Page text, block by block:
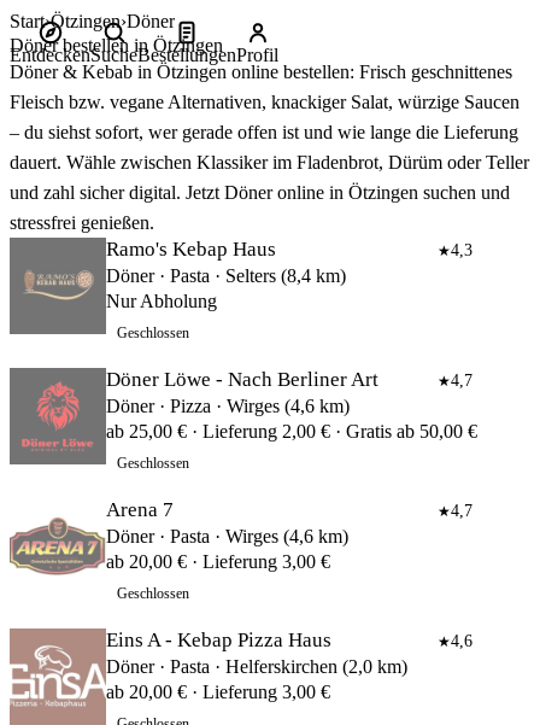
Start Ötzingen Döner
Döner bestellen in Ötzingen
Döner & Kebab in Ötzingen online bestellen: Frisch geschnittenes
Fleisch bzw. vegane Alternativen, knackiger Salat, würzige Saucen
– du siehst sofort, wer gerade offen ist und wie lange die Lieferung
dauert. Wähle zwischen Klassiker im Fladenbrot, Dürüm oder Teller
und zahl sicher digital. Jetzt Döner online in Ötzingen suchen und
stressfrei genießen.
Ramo's Kebap Haus ★4,3
Döner · Pasta · Selters (8,4 km)
Nur Abholung
Geschlossen
Döner Löwe - Nach Berliner Art ★4,7
Döner · Pizza · Wirges (4,6 km)
ab 25,00 € · Lieferung 2,00 € · Gratis ab 50,00 €
Geschlossen
Arena 7 ★4,7
Döner · Pasta · Wirges (4,6 km)
ab 20,00 € · Lieferung 3,00 €
Geschlossen
Eins A - Kebap Pizza Haus ★4,6
Döner · Pasta · Helferskirchen (2,0 km)
ab 20,00 € · Lieferung 3,00 €
EntdeckenSucheBestellungenProfil